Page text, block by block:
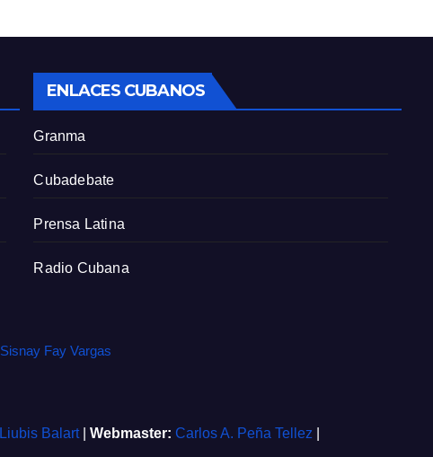
ENLACES CUBANOS
Granma
Cubadebate
Prensa Latina
Radio Cubana
Sisnay Fay Vargas
Liubis Balart Webmaster: Carlos A. Peña Tellez